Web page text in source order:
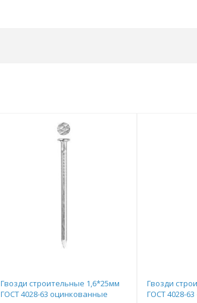
Гвозди строительные 1,6*25мм
ГОСТ 4028-63 оцинкованные
Гвозди
ГОСТ 4028-